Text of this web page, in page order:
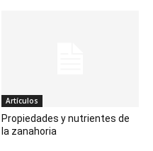
Artículos
Propiedades y nutrientes de
la zanahoria